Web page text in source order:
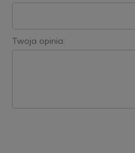
Twoja opinia: